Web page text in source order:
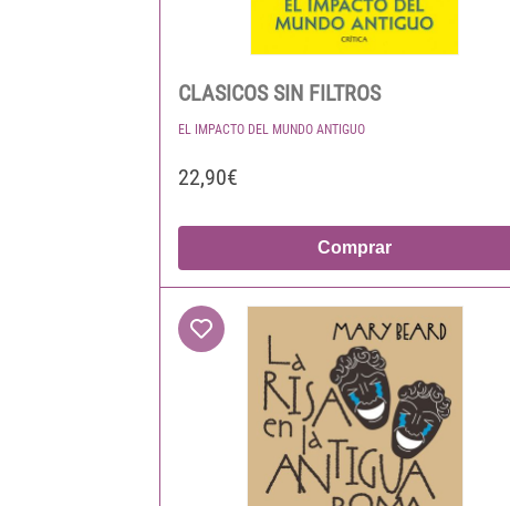
CLASICOS SIN FILTROS
EL IMPACTO DEL MUNDO ANTIGUO
22,90€
Comprar